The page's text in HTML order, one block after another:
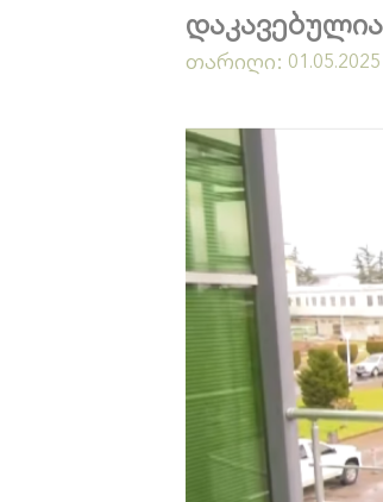
თარიღი: 01.05.2025